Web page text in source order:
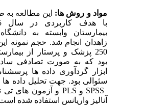
مواد و روش ها:این مطالعه به
بیمارستان وابسته به
زاهدان انجام شد. حجم نمونه
250 پزشک و پرستار از
بود که به صورت تصادفی ساده
سئوالی بود. جهت تحلیل داده ها
SPSSوPLSو آزمون های تی
آنالیز واریانس استفاده شده است.